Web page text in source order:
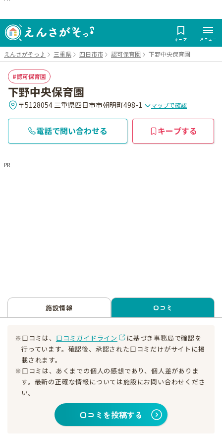
キープ メニュー
えんさがそっ♪ 三重県 四日市市 認可保育園 下野中央保育園
認可保育園
下野中央保育園
〒5128054 三重県四日市市朝明町498-1 マップで確認
電話で問い合わせる キープする
PR
施設情報 口コミ
※口コミは、 口コミガイドライン
に基づき事務局で確認を
行っています。確認後、承認された口コミだけがサイトに掲
載されます。
※口コミは、あくまでの個人の感想であり、個人差がありま
す。最新の正確な情報については施設にお問い合わせくださ
い。
口コミを投稿する